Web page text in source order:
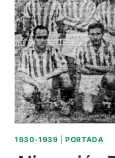
1930-1939 |PORTADA